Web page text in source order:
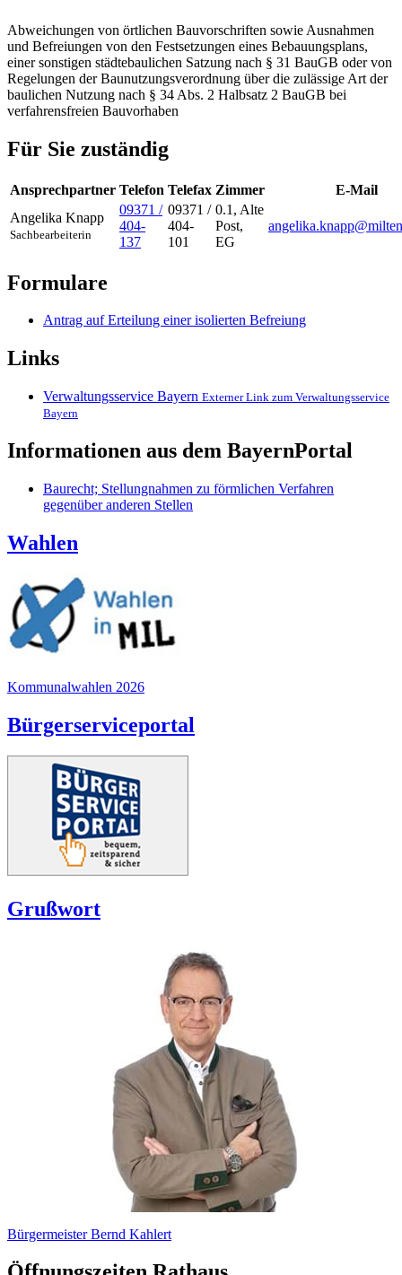
Abweichungen von örtlichen Bauvorschriften sowie Ausnahmen
und Befreiungen von den Festsetzungen eines Bebauungsplans,
einer sonstigen städtebaulichen Satzung nach § 31 BauGB oder von
Regelungen der Baunutzungsverordnung über die zulässige Art der
baulichen Nutzung nach § 34 Abs. 2 Halbsatz 2 BauGB bei
verfahrensfreien Bauvorhaben
Für Sie zuständig
Ansprechpartner Telefon Telefax Zimmer
E-Mail
Angelika Knapp
Sachbearbeiterin
09371 /
404-
137
09371 /
404-
101
0.1, Alte
Post,
EG
Formulare
Antrag auf Erteilung einer isolierten Befreiung
Links
Verwaltungsservice Bayern Externer Link zum Verwaltungsservice
Bayern
Informationen aus dem BayernPortal
Baurecht; Stellungnahmen zu förmlichen Verfahren
gegenüber anderen Stellen
Wahlen
Kommunalwahlen 2026
Bürgerserviceportal
Grußwort
Bürgermeister Bernd Kahlert